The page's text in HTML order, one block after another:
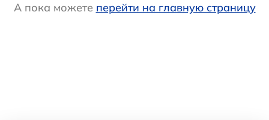
А пока можете перейти на главную страницу